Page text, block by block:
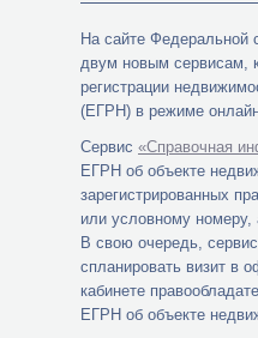
На сайте Федеральной
двум новым сервисам,
регистрации
(ЕГРН) в режиме
Сервис «Справочная
ЕГРН об объекте
зарегистрированных
или условному
В свою очередь,
спланировать визит в
кабинете
ЕГРН об объекте